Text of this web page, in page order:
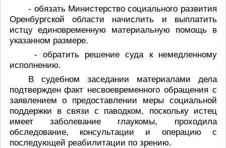
- обязать Министерство социального развития
Оренбургской области начислить и выплатить
истцу единовременную материальную помощь в
указанном размере.
- обратить решение суда к немедленному
исполнению.
В судебном заседании материалами дела
подтвержден факт несвоевременного обращения с
заявлением о предоставлении меры социальной
поддержки в связи с паводком, поскольку истец
имеет заболевание глаукомы, проходила
обследование, консультации и операцию с
последующей реабилитации по зрению.